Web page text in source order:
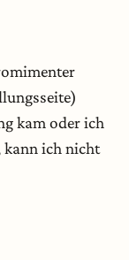
kam oder ich
kann ich nicht